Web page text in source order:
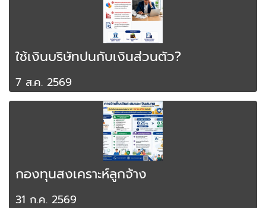
ใช้เงินบริษัทปนกับเงินส่วนตัว?
7 ส.ค. 2569
กองทุนสงเคราะห์ลูกจ้าง
31 ก.ค. 2569